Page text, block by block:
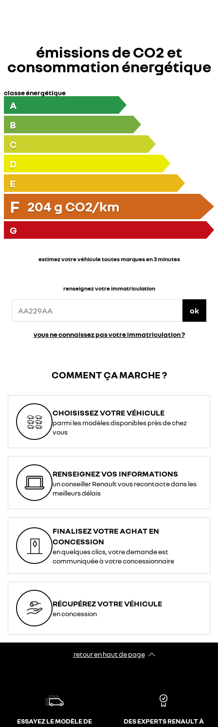
émissions de CO2 et
consommation énergétique
classe énergétique
A
B
C
D
E
F 204 g CO2/km
G
estimez votre véhicule toutes marques en 3 minutes
renseignez votre immatriculation
ok
vous ne connaissez pas votre immatriculation ?
COMMENT ÇA MARCHE ?
CHOISISSEZ VOTRE VÉHICULE
parmi les modèles disponibles près de chez
vous
RENSEIGNEZ VOS INFORMATIONS
un conseiller Renault vous recontacte dans les
meilleurs délais
FINALISEZ VOTRE ACHAT EN
CONCESSION
en quelques clics, votre demande est
communiquée à votre concessionnaire
RÉCUPÉREZ VOTRE VÉHICULE
en concession
retour en haut de page​
ESSAYEZ LE MODÈLE DE
DES EXPERTS RENAULT À